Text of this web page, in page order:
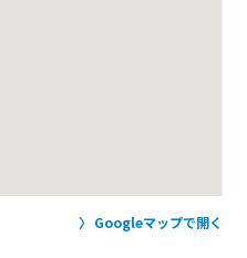
Googleマップで開く